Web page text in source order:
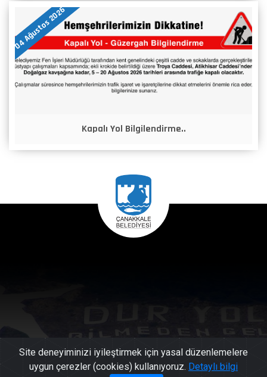
04 Ağustos 2026
Kapalı Yol Bilgilendirme..
Site deneyiminizi iyileştirmek için yasal düzenlemelere
uygun çerezler (cookies) kullanıyoruz. Detaylı bilgi